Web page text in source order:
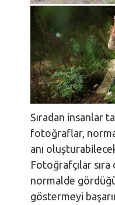
Sıradan insanlar
fotoğraflar,
anı
Fotoğrafçılar sıra
normalde
göstermeyi